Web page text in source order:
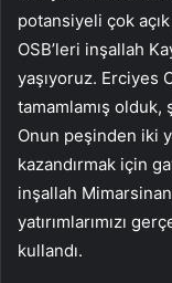
potansiyeli çok
OSB’leri inşallah
yaşıyoruz. Erciyes
tamamlamış olduk,
Onun peşinden iki
kazandırmak için
inşallah
yatırımlarımızı
kullandı.